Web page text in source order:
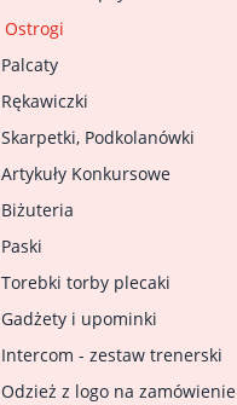
Ostrogi
Palcaty
Rękawiczki
Skarpetki, Podkolanówki
Artykuły Konkursowe
Biżuteria
Paski
Torebki torby plecaki
Gadżety i upominki
Intercom - zestaw trenerski
Odzież z logo na zamówienie